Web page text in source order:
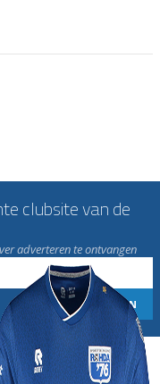
clubsite van de
adverteren te ontvangen